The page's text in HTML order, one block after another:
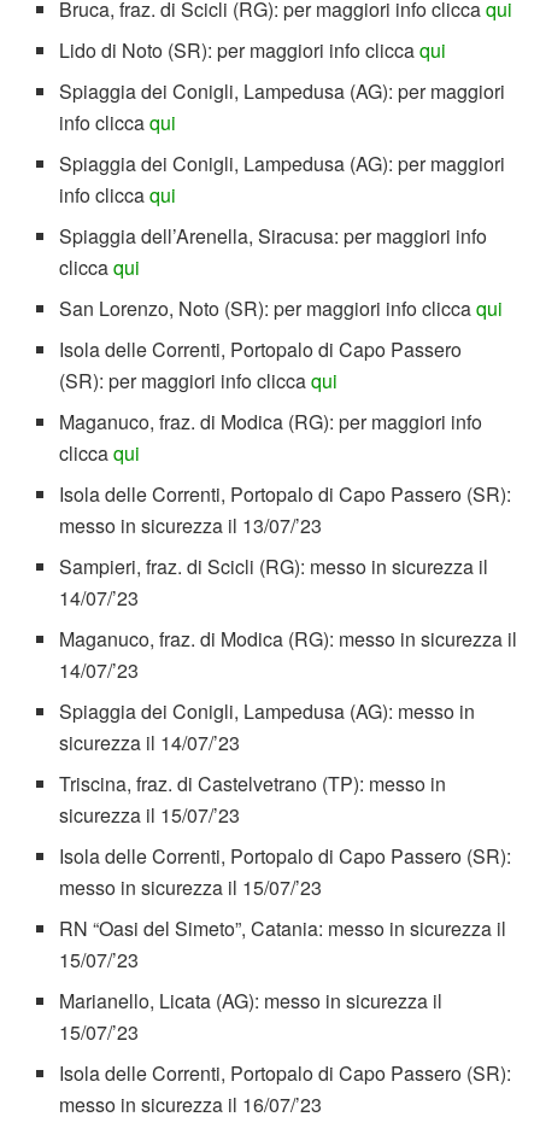
Bruca, fraz. di Scicli (RG): per maggiori info cliccaqui
Lido di Noto (SR): per maggiori info cliccaqui
Spiaggia dei Conigli, Lampedusa (AG): per maggiori
info cliccaqui
Spiaggia dei Conigli, Lampedusa (AG): per maggiori
info cliccaqui
Spiaggia dell’Arenella, Siracusa: per maggiori info
cliccaqui
San Lorenzo, Noto (SR): per maggiori info cliccaqui
Isola delle Correnti, Portopalo di Capo Passero
(SR): per maggiori info cliccaqui
Maganuco, fraz. di Modica (RG): per maggiori info
cliccaqui
Isola delle Correnti, Portopalo di Capo Passero (SR):
messo in sicurezza il 13/07/’23
Sampieri, fraz. di Scicli (RG): messo in sicurezza il
14/07/’23
Maganuco, fraz. di Modica (RG): messo in sicurezza il
14/07/’23
Spiaggia dei Conigli, Lampedusa (AG): messo in
sicurezza il 14/07/’23
Triscina, fraz. di Castelvetrano (TP): messo in
sicurezza il 15/07/’23
Isola delle Correnti, Portopalo di Capo Passero (SR):
messo in sicurezza il 15/07/’23
RN “Oasi del Simeto”, Catania: messo in sicurezza il
15/07/’23
Marianello, Licata (AG): messo in sicurezza il
15/07/’23
Isola delle Correnti, Portopalo di Capo Passero (SR):
messo in sicurezza il 16/07/’23